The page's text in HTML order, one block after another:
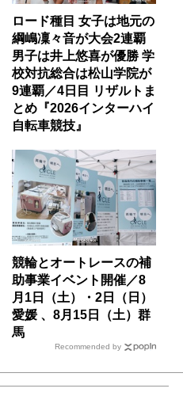
ロード種目 女子は地元の
綱嶋凜々音が大会2連覇
男子は井上悠喜が優勝 学
校対抗総合は松山学院が
9連覇／4日目 リザルトま
とめ『2026インターハイ
自転車競技』
競輪とオートレースの補
助事業イベント開催／8
月1日（土）・2日（日）
愛媛 、8月15日（土）群
馬
Recommended by